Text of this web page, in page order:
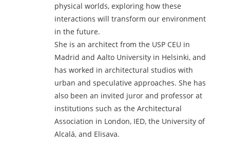
physical worlds, exploring how these
interactions will transform our environment
in the future.
She is an architect from the USP CEU in
Madrid and Aalto University in Helsinki, and
has worked in architectural studios with
urban and speculative approaches. She has
also been an invited juror and professor at
institutions such as the Architectural
Association in London, IED, the University of
Alcalá, and Elisava.